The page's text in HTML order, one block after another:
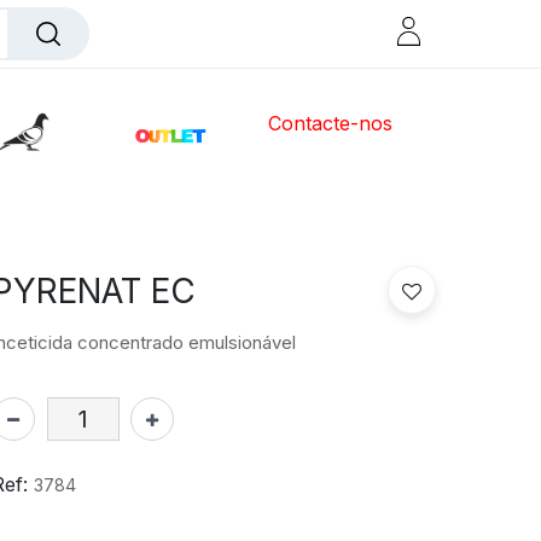
Contacte-nos
EC
concentrado emulsionável
3784